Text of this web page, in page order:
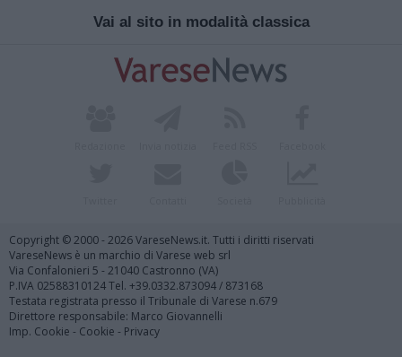
Vai al sito in modalità classica
Copyright © 2000 - 2026 VareseNews.it. Tutti i diritti riservati
VareseNews è un marchio di Varese web srl
Via Confalonieri 5 - 21040 Castronno (VA)
P.IVA 02588310124 Tel. +39.0332.873094 / 873168
Testata registrata presso il Tribunale di Varese n.679
Direttore responsabile: Marco Giovannelli
Imp. Cookie - Cookie - Privacy